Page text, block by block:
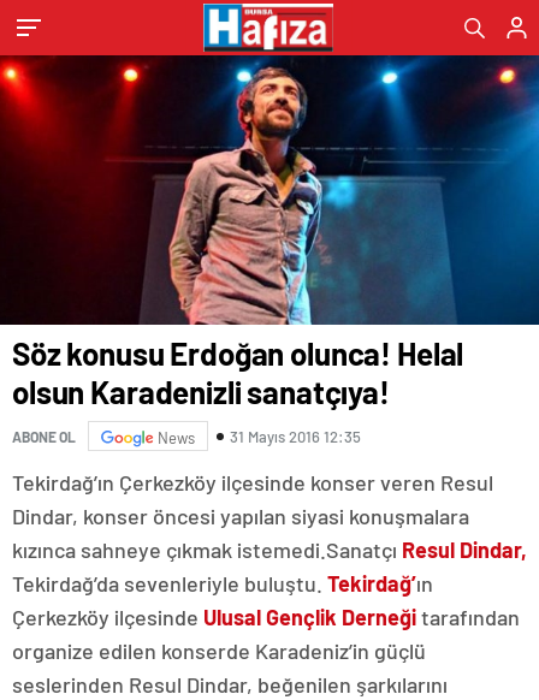
Söz konusu Erdoğan olunca! Helal
olsun Karadenizli sanatçıya!
ABONE OL News 31 Mayıs 2016 12:35
Tekirdağ’ın Çerkezköy ilçesinde konser veren Resul
Dindar, konser öncesi yapılan siyasi konuşmalara
kızınca sahneye çıkmak istemedi.Sanatçı Resul Dindar,
Tekirdağ’da sevenleriyle buluştu. Tekirdağ’ın
Çerkezköy ilçesinde Ulusal Gençlik Derneğitarafından
organize edilen konserde Karadeniz’in güçlü
seslerinden Resul Dindar, beğenilen şarkılarını